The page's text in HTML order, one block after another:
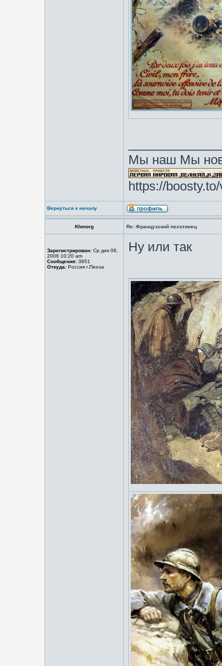
Мы наш Мы
https://
Вернуться к началу
Khmorg Re: Французский пехотинец
Зарегистрирован: Ср дек 06,
2006 10:20 am
Сообщения: 3851
Откуда: Россия г.Пенза
Ну или так